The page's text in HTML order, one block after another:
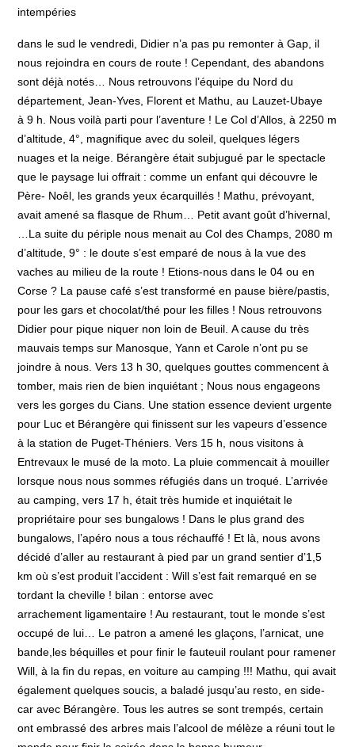
intempéries
dans le sud le vendredi, Didier n’a pas pu remonter à Gap, il
nous rejoindra en cours de route ! Cependant, des abandons
sont déjà notés… Nous retrouvons l’équipe du Nord du
département, Jean-Yves, Florent et Mathu, au Lauzet-Ubaye
à 9 h. Nous voilà parti pour l’aventure ! Le Col d’Allos, à 2250 m
d’altitude, 4°, magnifique avec du soleil, quelques légers
nuages et la neige. Bérangère était subjugué par le spectacle
que le paysage lui offrait : comme un enfant qui découvre le
Père- Noêl, les grands yeux écarquillés ! Mathu, prévoyant,
avait amené sa flasque de Rhum… Petit avant goût d’hivernal,
…La suite du périple nous menait au Col des Champs, 2080 m
d’altitude, 9° : le doute s’est emparé de nous à la vue des
vaches au milieu de la route ! Etions-nous dans le 04 ou en
Corse ? La pause café s’est transformé en pause bière/pastis,
pour les gars et chocolat/thé pour les filles ! Nous retrouvons
Didier pour pique niquer non loin de Beuil. A cause du très
mauvais temps sur Manosque, Yann et Carole n’ont pu se
joindre à nous. Vers 13 h 30, quelques gouttes commencent à
tomber, mais rien de bien inquiétant ; Nous nous engageons
vers les gorges du Cians. Une station essence devient urgente
pour Luc et Bérangère qui finissent sur les vapeurs d’essence
à la station de Puget-Théniers. Vers 15 h, nous visitons à
Entrevaux le musé de la moto. La pluie commencait à mouiller
lorsque nous nous sommes réfugiés dans un troqué. L’arrivée
au camping, vers 17 h, était très humide et inquiétait le
propriétaire pour ses bungalows ! Dans le plus grand des
bungalows, l’apéro nous a tous réchauffé ! Et là, nous avons
décidé d’aller au restaurant à pied par un grand sentier d’1,5
km où s’est produit l’accident : Will s’est fait remarqué en se
tordant la cheville ! bilan : entorse avec
arrachement ligamentaire ! Au restaurant, tout le monde s’est
occupé de lui… Le patron a amené les glaçons, l’arnicat, une
bande,les béquilles et pour finir le fauteuil roulant pour ramener
Will, à la fin du repas, en voiture au camping !!! Mathu, qui avait
également quelques soucis, a baladé jusqu’au resto, en side-
car avec Bérangère. Tous les autres se sont trempés, certain
ont embrassé des arbres mais l’alcool de mélèze a réuni tout le